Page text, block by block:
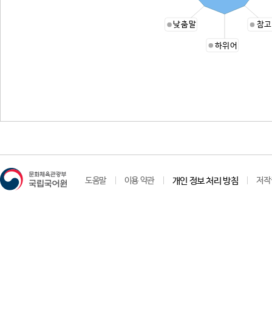
참
하위어
낮춤말
도움말 이용 약관 개인 정보 처리 방침 저